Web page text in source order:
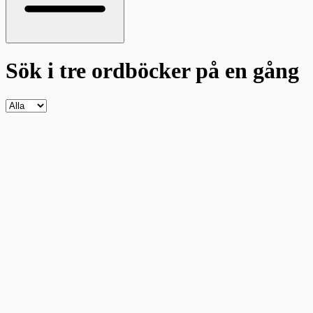
Sök i tre ordböckerpå en gång